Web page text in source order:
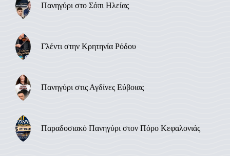
Πανηγύρι στο Σόπι Ηλείας
Γλέντι στην Κρητηνία Ρόδου
Πανηγύρι στις Αγδίνες Εύβοιας
Παραδοσιακό Πανηγύρι στον Πόρο Κεφαλονιάς